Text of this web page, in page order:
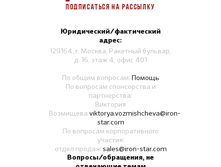
ПОДПИСАТЬСЯ НА РАССЫЛКУ
Юридический/фактический
адрес:
129164, г. Москва, Ракетный бульвар,
д. 16, этаж 4, офис 401
По общим вопросам: Помощь
По вопросам спонсорства и
партнерства:
Виктория
Возмищева viktorya.vozmishcheva@iron-
star.com
По вопросам корпоративного
участия:
отдел продаж sales@iron-star.com
Вопросы/обращения, не